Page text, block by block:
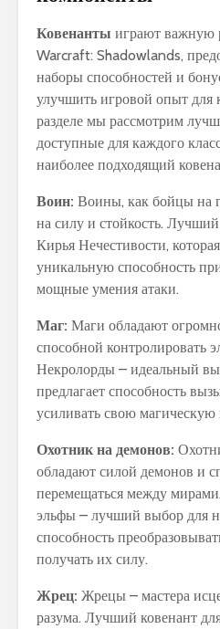
Ковенанты играют важную
Warcraft: Shadowlands,
наборы способностей и
улучшить игровой опыт для
разделе мы рассмотрим
доступные для каждого
наиболее подходящий
Воин: Воины, как бойцы на
на силу и стойкость.
Кирья Нечестивости,
уникальную способность
мощные умения атаки.
Маг: Маги обладают
способной контролировать
Некролорды – идеальный
предлагает способность
усиливать свою
Охотник на демонов:
обладают силой демонов и
перемещаться между
эльфы – лучший выбор для
способность
получать их силу.
Жрец: Жрецы – мастера
разума. Лучший ковенант